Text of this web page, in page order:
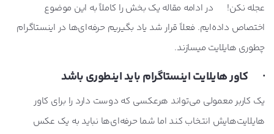
عجله نکن!
در ادامه مقاله یک بخش را کاملاً به این موضوع
اختصاص داده‌ایم. فعلاً قرار شد یاد بگیریم حرفه‌ای‌ها در اینستاگرام
چطوری هایلایت میسازند.
· کاور هایلایت اینستاگرام باید اینطوری باشد
یک کاربر معمولی می‌تواند هرعکسی که دوست دارد را برای کاور
هایلایت‌هایش انتخاب کند اما شما حرفه‌ای‌ها نباید به یک عکس